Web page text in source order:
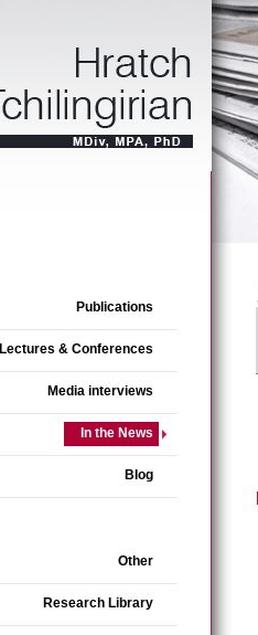
Publications
Lectures & Conferences
Media interviews
In the News
Blog
Other
Research Library